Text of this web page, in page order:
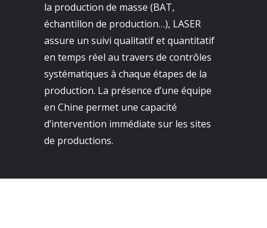
la production de masse (BAT,
échantillon de production…), LASER
assure un suivi qualitatif et quantitatif
en temps réel au travers de contrôles
systématiques à chaque étapes de la
production. La présence d’une équipe
en Chine permet une capacité
d’intervention immédiate sur les sites
de productions.